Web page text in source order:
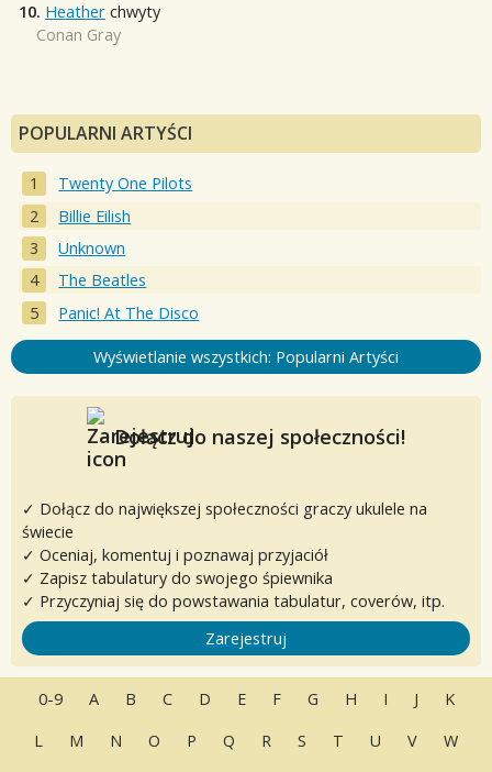
10. Heather chwyty
Conan Gray
POPULARNI ARTYŚCI
Twenty One Pilots
Billie Eilish
Unknown
The Beatles
Panic! At The Disco
Wyświetlanie wszystkich: Popularni Artyści
Dołącz do naszej społeczności!
✓ Dołącz do największej społeczności graczy ukulele na
świecie
✓ Oceniaj, komentuj i poznawaj przyjaciół
✓ Zapisz tabulatury do swojego śpiewnika
✓ Przyczyniaj się do powstawania tabulatur, coverów, itp.
Zarejestruj
0-9 A B C D E F G H I J
K
L
M N O P Q R S T U V
W